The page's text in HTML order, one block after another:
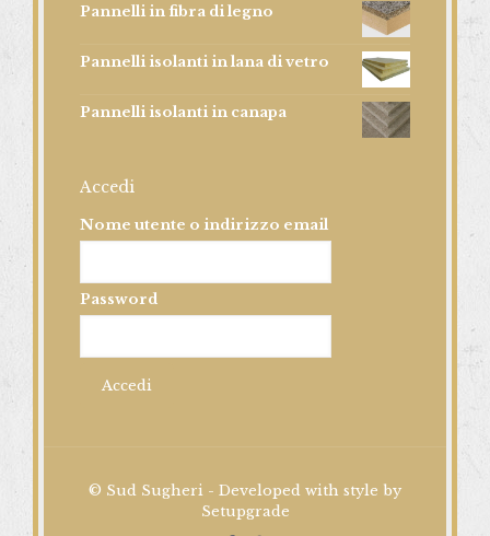
Pannelli in fibra di legno
Pannelli isolanti in lana di vetro
Pannelli isolanti in canapa
Accedi
Nome utente o indirizzo email
Password
© Sud Sugheri - Developed with style by
Setupgrade